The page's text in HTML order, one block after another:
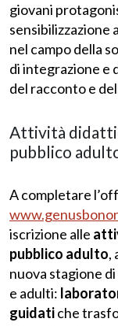
giovani
sensibilizzazione
nel campo della
di integrazione e
del racconto e
Attività
pubblico
A completare
iscrizione alle
pubblico adulto,
nuova stagione
e adulti:
guidatiche